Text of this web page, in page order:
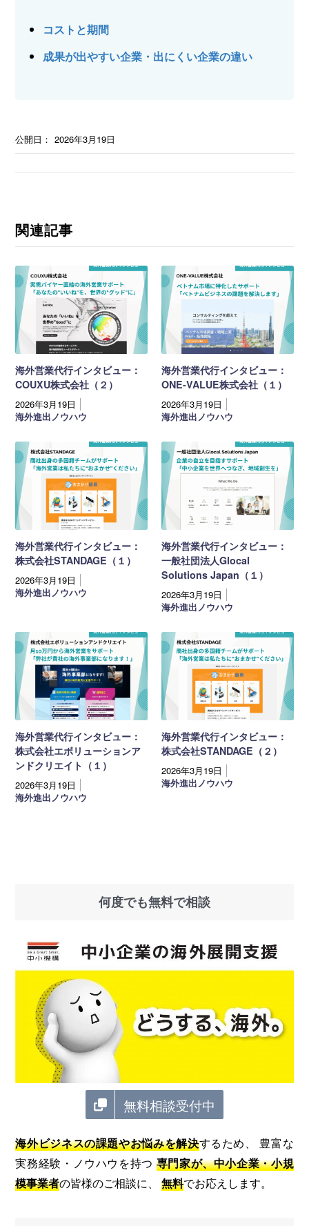
コストと期間
成果が出やすい企業・出にくい企業の違い
公開日： 2026年3月19日
関連記事
海外営業代行インタビュー：
COUXU株式会社（２）
2026年3月19日
海外進出ノウハウ
海外営業代行インタビュー：
ONE-VALUE株式会社（１）
2026年3月19日
海外進出ノウハウ
海外営業代行インタビュー：
株式会社STANDAGE（１）
2026年3月19日
海外進出ノウハウ
海外営業代行インタビュー：
一般社団法人Glocal
Solutions Japan（１）
2026年3月19日
海外進出ノウハウ
海外営業代行インタビュー：
株式会社エボリューションア
ンドクリエイト（１）
2026年3月19日
海外進出ノウハウ
海外営業代行インタビュー：
株式会社STANDAGE（２）
2026年3月19日
海外進出ノウハウ
何度でも無料で相談
無料相談受付中
海外ビジネスの課題やお悩みを解決するため、 豊富な
実務経験・ノウハウを持つ 専門家が、中小企業・小規
模事業者の皆様のご相談に、無料でお応えします。